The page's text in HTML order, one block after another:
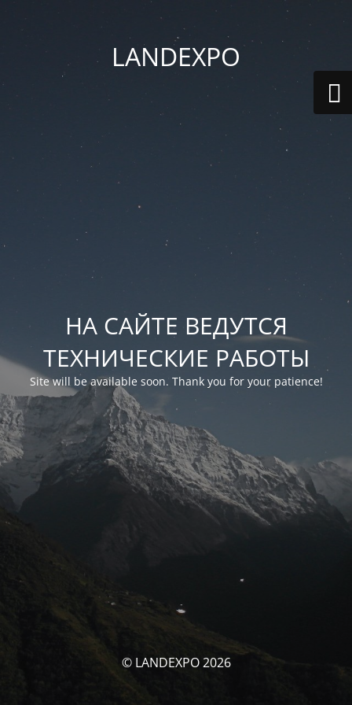
LANDEXPO
НА САЙТЕ ВЕДУТСЯ
ТЕХНИЧЕСКИЕ РАБОТЫ
Site will be available soon. Thank you for your patience!
© LANDEXPO 2026